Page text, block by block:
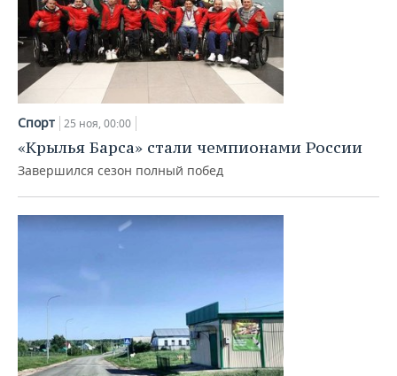
Спорт 25 ноя, 00:00
«Крылья Барса» стали чемпионами России
Завершился сезон полный побед